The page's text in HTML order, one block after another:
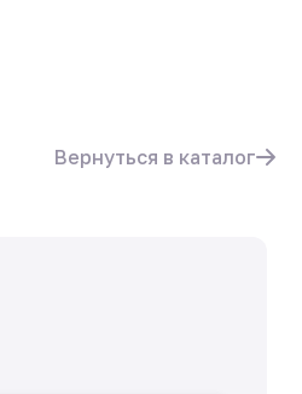
Вернуться в каталог